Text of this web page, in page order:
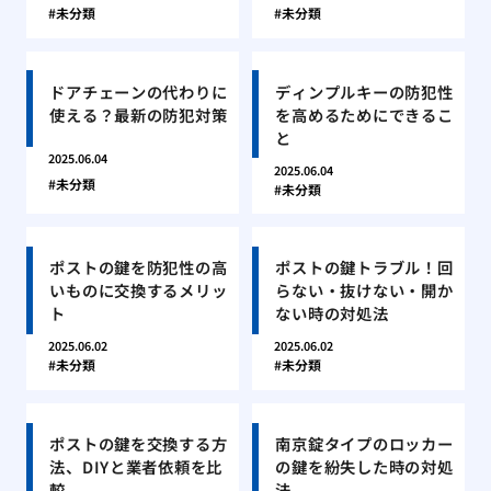
未分類 未分類
ドアチェーンの代わりに
使える？最新の防犯対策
2025.06.04
未分類
ディンプルキーの防犯性
を高めるためにできるこ
と
2025.06.04
未分類
ポストの鍵を防犯性の高
いものに交換するメリッ
ト
2025.06.02
未分類
ポストの鍵トラブル！回
らない・抜けない・開か
ない時の対処法
2025.06.02
未分類
ポストの鍵を交換する方
法、DIYと業者依頼を比
南京錠タイプのロッカー
の鍵を紛失した時の対処